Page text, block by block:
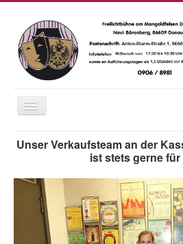
Navigation
an/aus
Home
Das Wetter
Karten
Essen und Trinken
Unser Verkaufsteam an der
ist stets gerne für